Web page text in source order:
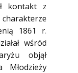
kontakt z
1861 r.
wśród
objął
Młodzieży